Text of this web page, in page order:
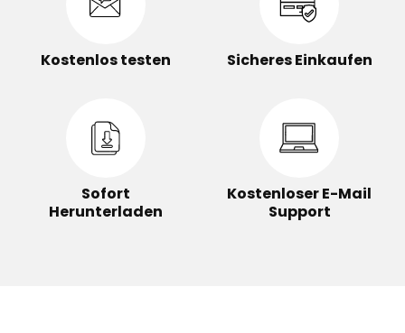
Kostenlos testen Sicheres Einkaufen
Sofort
Herunterladen
Kostenloser E-Mail
Support